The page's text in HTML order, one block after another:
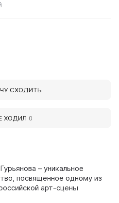
– уникальное
посвященное одному из
арт-сцены
СХОДИТЬ
ХОДИЛ 0